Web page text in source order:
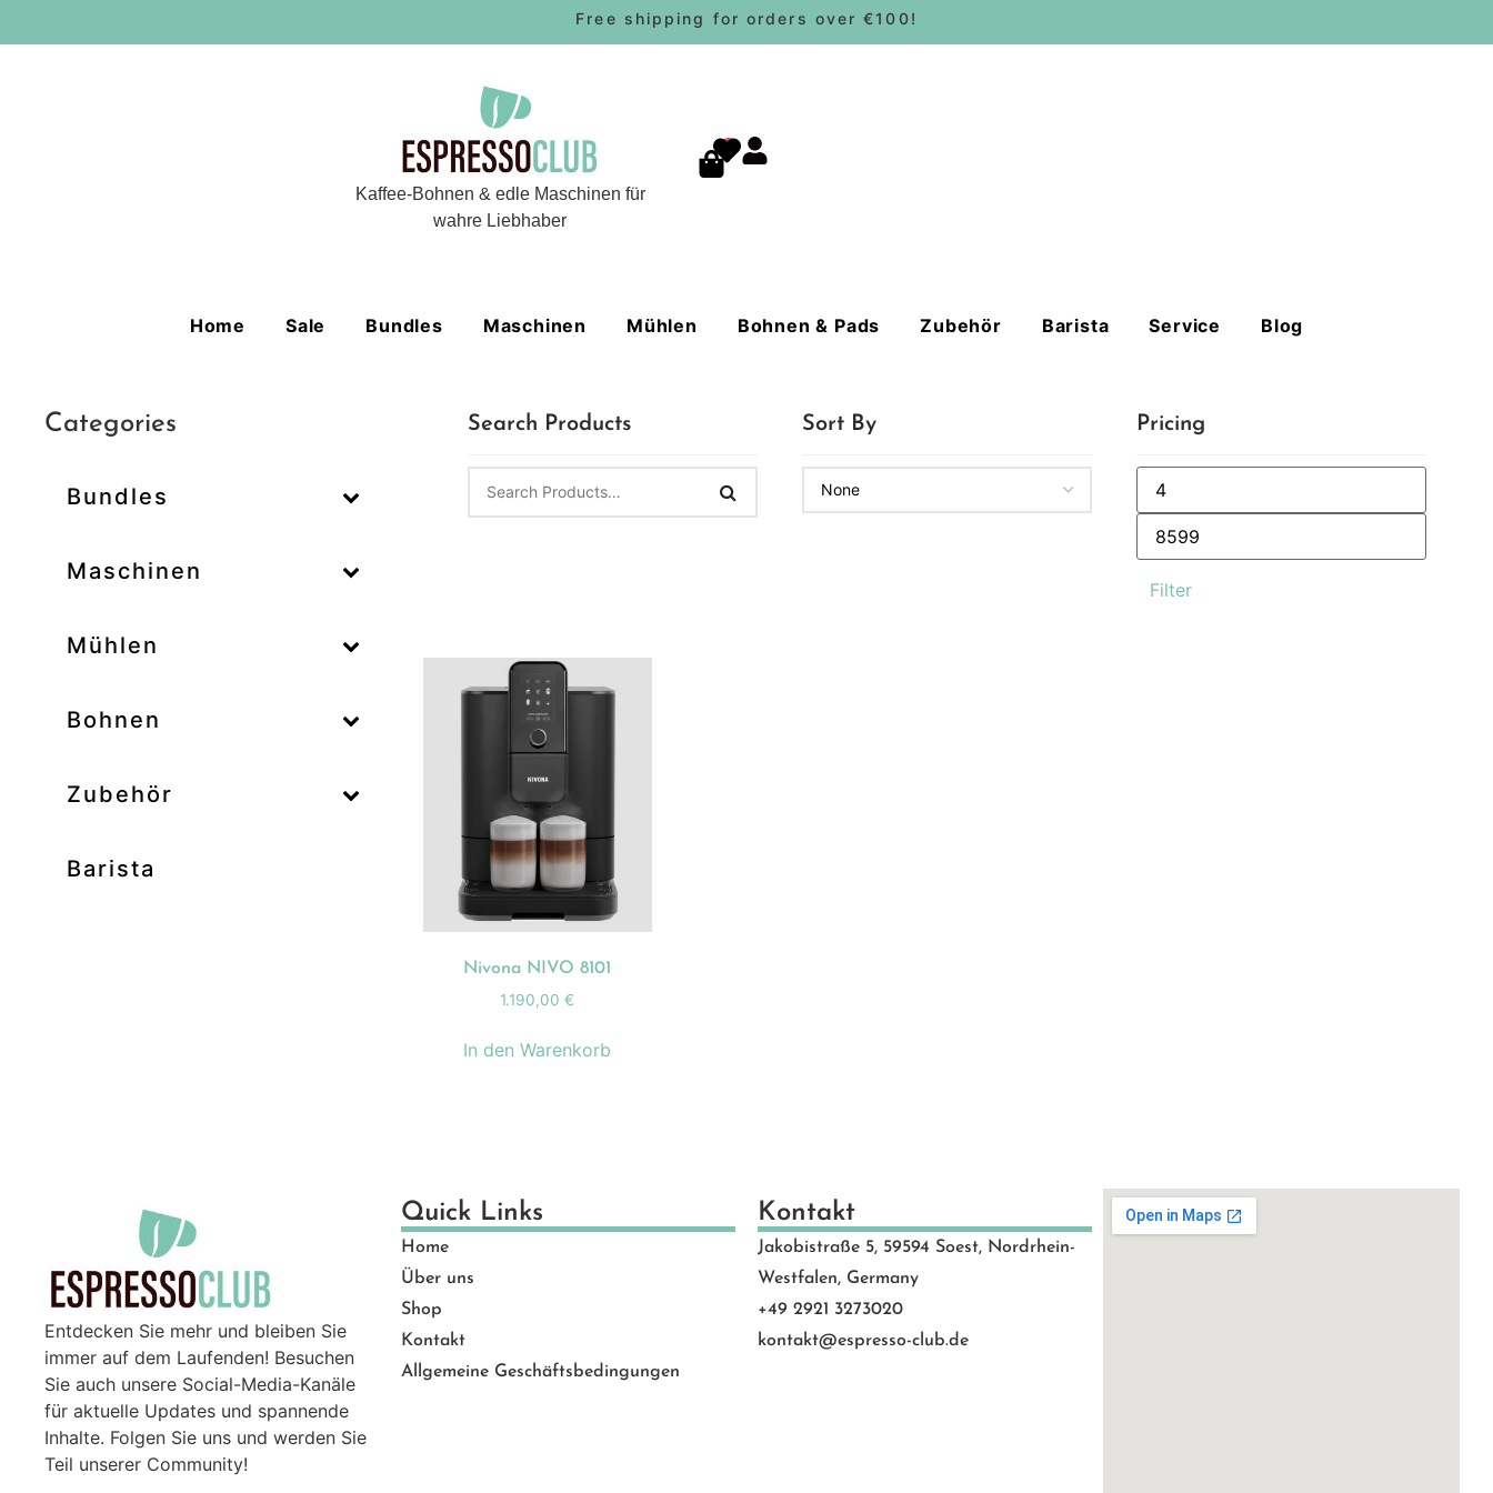
Free shipping for orders over €100!
Kaffee-Bohnen & edle Maschinen für
wahre Liebhaber
0
Home Sale Bundles Maschinen Mühlen Bohnen & Pads Zubehör Barista Service Blog
Categories
Bundles
Maschinen
–
Mühlen
–
Bohnen
–
Zubehör
Barista
Search Products Sort By Pricing
Filter
Zum Verkauf(32)
Produkt-Kategorien
Unkategorisiert(2)
Abonnements(0)
Barista(1)
Bundles (18)
Geschenkideen
Gutscheine(8)
Service(0)
Zubehör
Nivona NIVO 8101
1.190,00€
In den Warenkorb
Entdecken Sie mehr und bleiben Sie
immer auf dem Laufenden! Besuchen
Sie auch unsere Social-Media-Kanäle
für aktuelle Updates und spannende
Inhalte. Folgen Sie uns und werden Sie
Teil unserer Community!
Quick Links
Home
Über uns
Shop
Kontakt
Allgemeine Geschäftsbedingungen
Kontakt
Jakobistraße 5, 59594 Soest, Nordrhein-
Westfalen, Germany
+49 2921 3273020
kontakt@espresso-club.de